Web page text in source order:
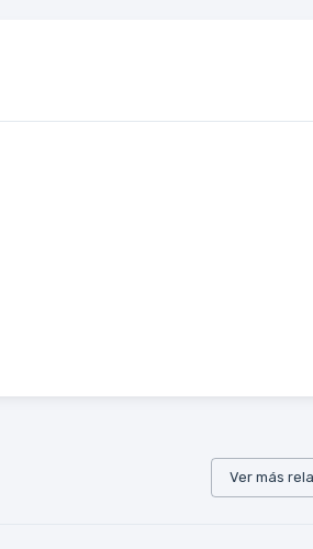
Ver más